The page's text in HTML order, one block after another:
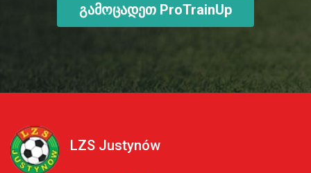
გამოცადეთ ProTrainUp
LZS Justynów